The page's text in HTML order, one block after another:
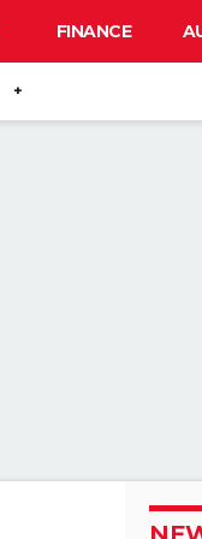
FINANCE
+